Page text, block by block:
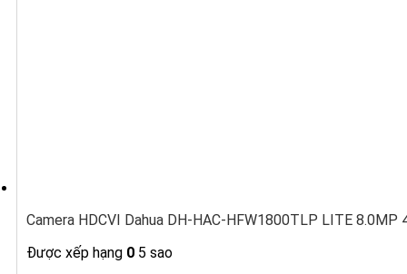
Camera HDCVI Dahua DH-HAC-HFW1800TLP LITE 8.0MP
Được xếp hạng 0 5 sao